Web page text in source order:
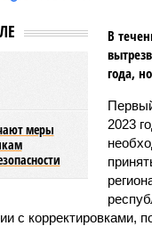
меры
В
года,
2023
с корректировками,